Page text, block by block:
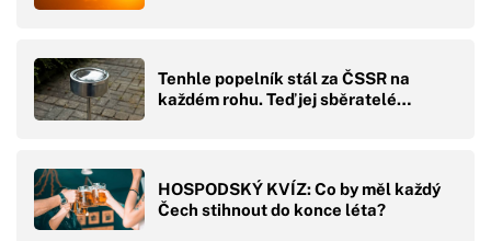
Tenhle popelník stál za ČSSR na
každém rohu. Teď jej sběratelé…
HOSPODSKÝ KVÍZ: Co by měl každý
Čech stihnout do konce léta?